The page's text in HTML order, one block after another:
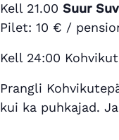
Kell 21.00 Suur
Pilet: 10 € /
Kell 24:00
Prangli
kui ka puhkajad.